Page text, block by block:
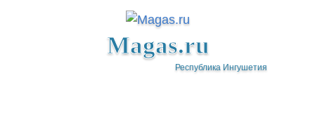
Magas.ru
Республика Ингушетия